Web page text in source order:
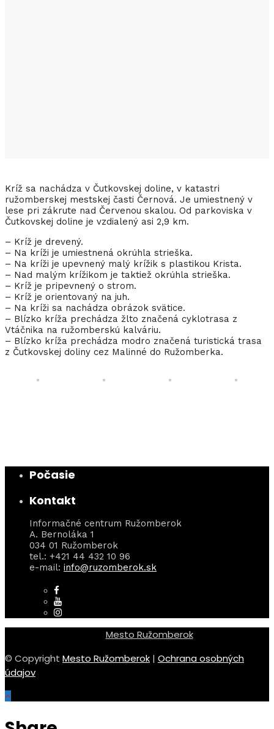
Kríž sa nachádza v Čutkovskej doline, v katastri
ružomberskej mestskej časti Černová. Je umiestnený v
lese pri zákrute nad Červenou skalou. Od parkoviska v
Čutkovskej doline je vzdialený asi 2,9 km.
– Kríž je drevený.
– Na kríži je umiestnená okrúhla strieška.
– Na kríži je upevnený malý krížik s plastikou Krista.
– Nad malým krížikom je taktiež okrúhla strieška.
– Kríž je pripevnený o strom.
– Kríž je orientovaný na juh.
– Na kríži sa nachádza obrázok svätice.
– Blízko kríža prechádza žlto značená cyklotrasa z
Vtáčnika na ružomberskú kalváriu.
– Blízko kríža prechádza modro značená turistická trasa
z Čutkovskej doliny cez Malinné do Ružomberka.
Počasie
Kontakt
Informačné centrum Ružomberok
A. Bernoláka 1
034 01 Ružomberok
tel.: +421 44 432 10 96
e-mail: info@ruzomberok.sk
Mesto Ružomberok
© Copyright Mesto Ružomberok | Ochrana osobných
údajov